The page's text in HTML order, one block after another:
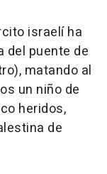
israelí ha
del puente de
matando al
un niño de
heridos,
de